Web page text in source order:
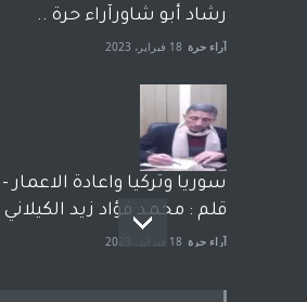
رشاد أبو شاورآراء حرة ..
آراء حرة 18 فبراير، 2023
سوريا وتركيا واعادة الاعمار -
قلم : محمد فؤاد زيد الكيلاني
آراء حرة 18 فبراير، 2023